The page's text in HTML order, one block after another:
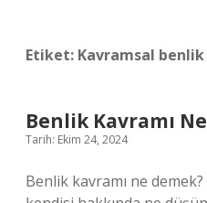
Etiket: Kavramsal
Benlik Kavramı
Tarih: Ekim 24, 2024
Benlik kavramı ne